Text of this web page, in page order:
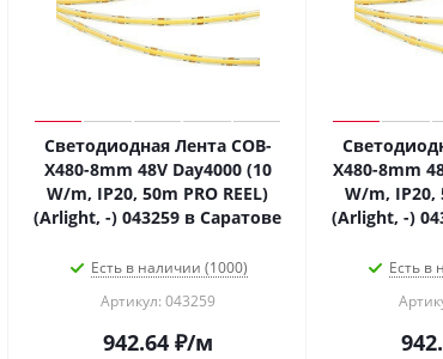
Светодиодная Лента COB-
X480-8mm 48V Day4000 (10
W/m, IP20, 50m PRO REEL)
(Arlight, -) 043259 в Саратове
Есть в наличии (1000)
Артикул: 043259
942.64₽/м
X480-8mm
W/m, IP20,
(Arlight, -)
Есть в